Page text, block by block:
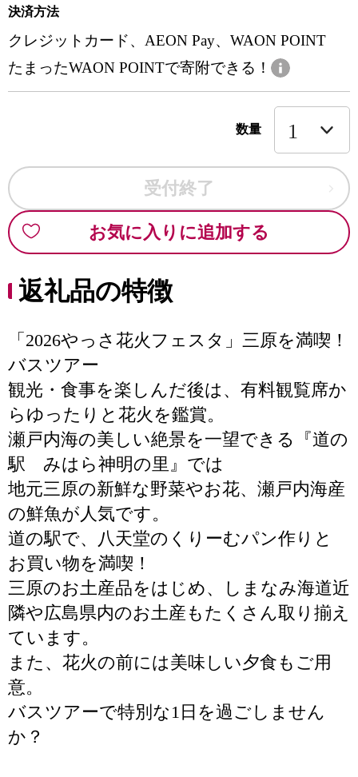
決済方法
クレジットカード、AEON Pay、WAON POINT
たまったWAON POINTで寄附できる！
数量
受付終了
お気に入りに追加する
返礼品の特徴
「2026やっさ花火フェスタ」三原を満喫！
バスツアー
観光・食事を楽しんだ後は、有料観覧席か
らゆったりと花火を鑑賞。
瀬戸内海の美しい絶景を一望できる『道の
駅 みはら神明の里』では
地元三原の新鮮な野菜やお花、瀬戸内海産
の鮮魚が人気です。
道の駅で、八天堂のくりーむパン作りと
お買い物を満喫！
三原のお土産品をはじめ、しまなみ海道近
隣や広島県内のお土産もたくさん取り揃え
ています。
また、花火の前には美味しい夕食もご用
意。
バスツアーで特別な1日を過ごしません
か？